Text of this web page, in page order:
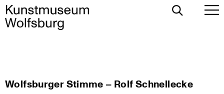
Skip
Toggle
Wolfsburger Stimme – Rolf Schnellecke